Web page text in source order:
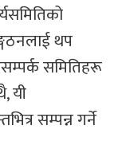
थप
समितिहरू
यी
सम्पन्न गर्ने